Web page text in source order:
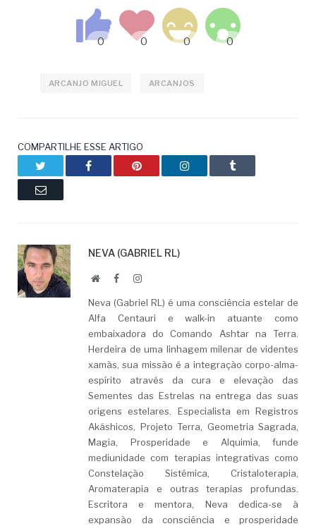
ARCANJO MIGUEL ARCANJOS
COMPARTILHE ESSE ARTIGO
Facebook Pinterest LinkedIn Tumblr
Email
NEVA (GABRIEL RL)
WebsiteFacebookLinkedIn
Neva (Gabriel RL) é uma consciência estelar de
Alfa Centauri e walk-in atuante como
embaixadora do Comando Ashtar na Terra.
Herdeira de uma linhagem milenar de videntes
xamãs, sua missão é a integração corpo-alma-
espírito através da cura e elevação das
Sementes das Estrelas na entrega das suas
origens estelares. Especialista em Registros
Akáshicos, Projeto Terra, Geometria Sagrada,
Magia, Prosperidade e Alquimia, funde
mediunidade com terapias integrativas como
Constelação Sistêmica, Cristaloterapia,
Aromaterapia e outras terapias profundas.
Escritora e mentora, Neva dedica-se à
expansão da consciência e prosperidade